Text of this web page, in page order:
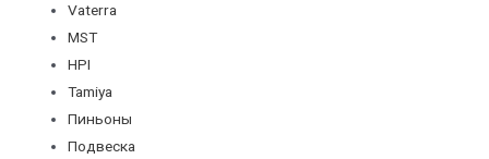
Vaterra
MST
HPI
Tamiya
Пиньоны
Подвеска